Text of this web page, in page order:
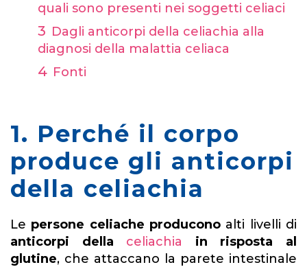
quali sono presenti nei soggetti celiaci
Dagli anticorpi della celiachia alla
diagnosi della malattia celiaca
Fonti
1. Perché il corpo
produce gli anticorpi
della celiachia
Le persone celiache producono alti livelli di
anticorpi della
celiachia
in risposta al
glutine, che attaccano la parete intestinale